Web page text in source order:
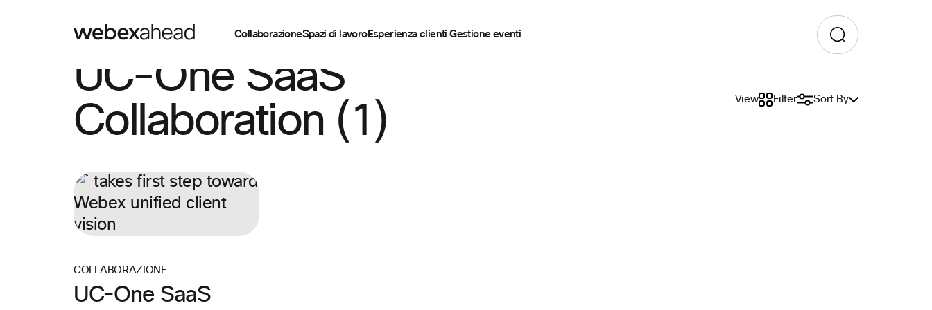
CollaborazioneSpazi di lavoroEsperienza clientiGestione eventi
UC-One SaaS
Collaboration (1)
View Filter Sort By
COLLABORAZIONE
UC-One SaaS